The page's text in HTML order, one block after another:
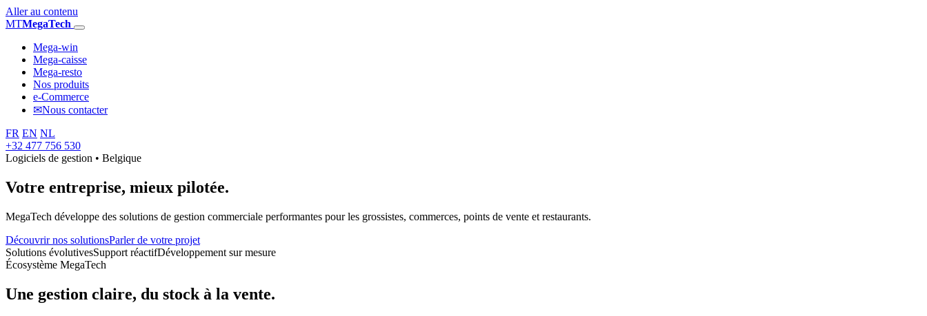
Aller au contenu
MTMegaTech
Mega-win
Mega-caisse
Mega-resto
Nos produits
e-Commerce
✉Nous contacter
FR EN NL
+32 477 756 530
Logiciels de gestion • Belgique
Votre entreprise, mieux pilotée.
MegaTech développe des solutions de gestion commerciale performantes pour les grossistes, commerces, points de vente et restaurants.
Découvrir nos solutionsParler de votre projet
Solutions évolutivesSupport réactifDéveloppement sur mesure
Écosystème MegaTech
Une gestion claire, du stock à la vente.